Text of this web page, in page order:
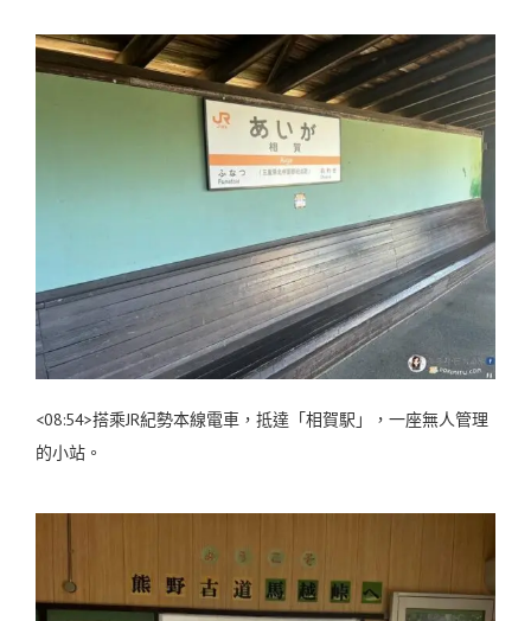
<08:54>搭乘JR紀勢本線電車，抵達「相賀駅」，一座無人管理
的小站。